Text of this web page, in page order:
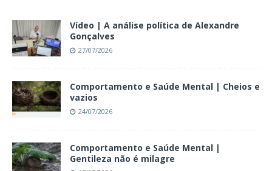
Vídeo | A análise política de Alexandre
Gonçalves
27/07/2026
Comportamento e Saúde Mental | Cheios e
vazios
24/07/2026
Comportamento e Saúde Mental |
Gentileza não é milagre